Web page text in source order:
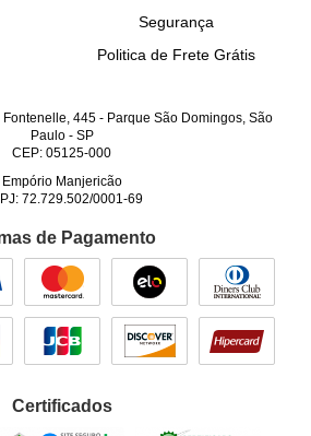
Segurança
Politica de Frete Grátis
445 - Parque São Domingos, São
Paulo- SP
CEP: 05125-000
Empório Manjericão
72.729.502/0001-69
de Pagamento
Certificados